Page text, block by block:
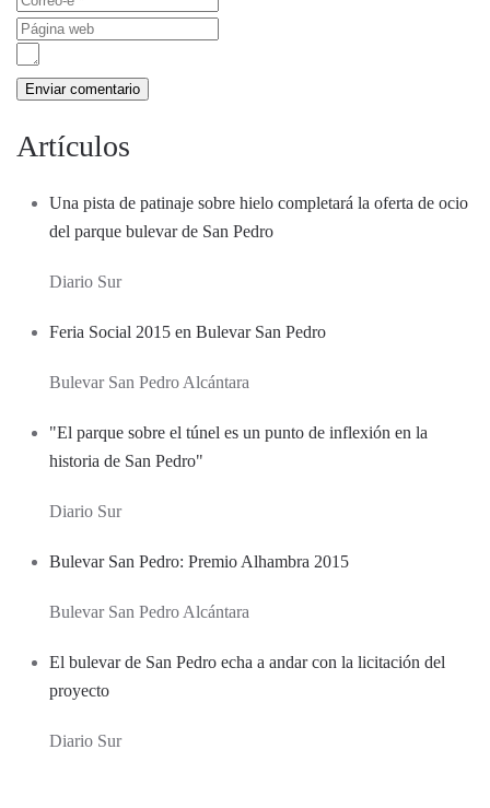
Artículos
Una pista de patinaje sobre hielo completará la oferta de ocio
del parque bulevar de San Pedro
Diario Sur
Feria Social 2015 en Bulevar San Pedro
Bulevar San Pedro Alcántara
"El parque sobre el túnel es un punto de inflexión en la
historia de San Pedro"
Diario Sur
Bulevar San Pedro: Premio Alhambra 2015
Bulevar San Pedro Alcántara
El bulevar de San Pedro echa a andar con la licitación del
proyecto
Diario Sur